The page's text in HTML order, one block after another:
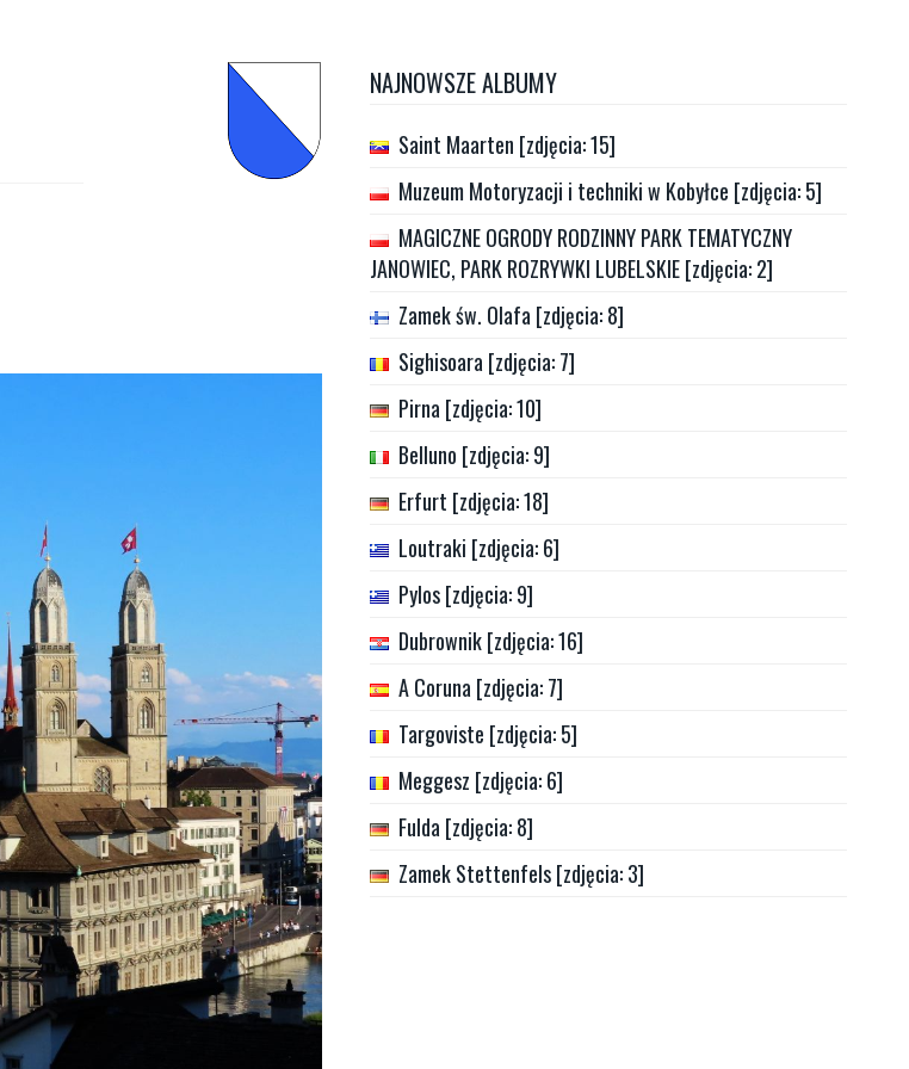
NAJNOWSZE ALBUMY
Saint Maarten [zdjęcia: 15]
Muzeum Motoryzacji i techniki w Kobyłce [zdjęcia: 5]
MAGICZNE OGRODY RODZINNY PARK TEMATYCZNY
JANOWIEC, PARK ROZRYWKI LUBELSKIE [zdjęcia: 2]
Zamek św. Olafa [zdjęcia: 8]
Sighisoara [zdjęcia: 7]
Pirna [zdjęcia: 10]
Belluno [zdjęcia: 9]
Erfurt [zdjęcia: 18]
Loutraki [zdjęcia: 6]
Pylos [zdjęcia: 9]
Dubrownik [zdjęcia: 16]
A Coruna [zdjęcia: 7]
Targoviste [zdjęcia: 5]
Meggesz [zdjęcia: 6]
Fulda [zdjęcia: 8]
Zamek Stettenfels [zdjęcia: 3]